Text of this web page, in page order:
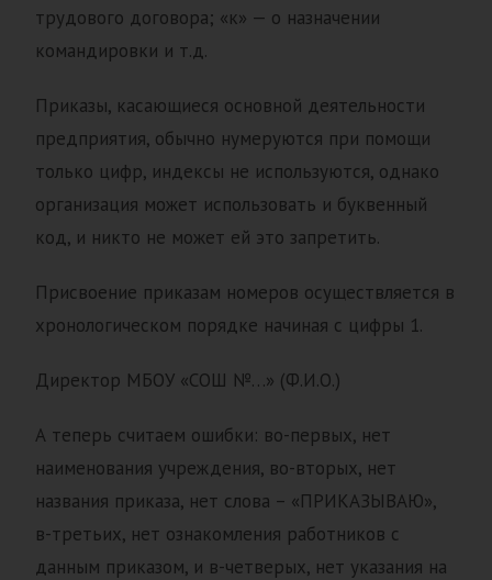
трудового договора; «к» — о назначении
командировки и т.д.
Приказы, касающиеся основной деятельности
предприятия, обычно нумеруются при помощи
только цифр, индексы не используются, однако
организация может использовать и буквенный
код, и никто не может ей это запретить.
Присвоение приказам номеров осуществляется в
хронологическом порядке начиная с цифры 1.
Директор МБОУ «СОШ №…» (Ф.И.О.)
А теперь считаем ошибки: во-первых, нет
наименования учреждения, во-вторых, нет
названия приказа, нет слова – «ПРИКАЗЫВАЮ»,
в-третьих, нет ознакомления работников с
данным приказом, и в-четверых, нет указания на